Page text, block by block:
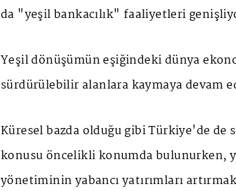
da "yeşil bankacılık" faaliyetleri
Yeşil dönüşümün eşiğindeki dünya
sürdürülebilir alanlara kaymaya devam
Küresel bazda olduğu gibi Türkiye'de de
konusu öncelikli konumda bulunurken,
yönetiminin yabancı yatırımları